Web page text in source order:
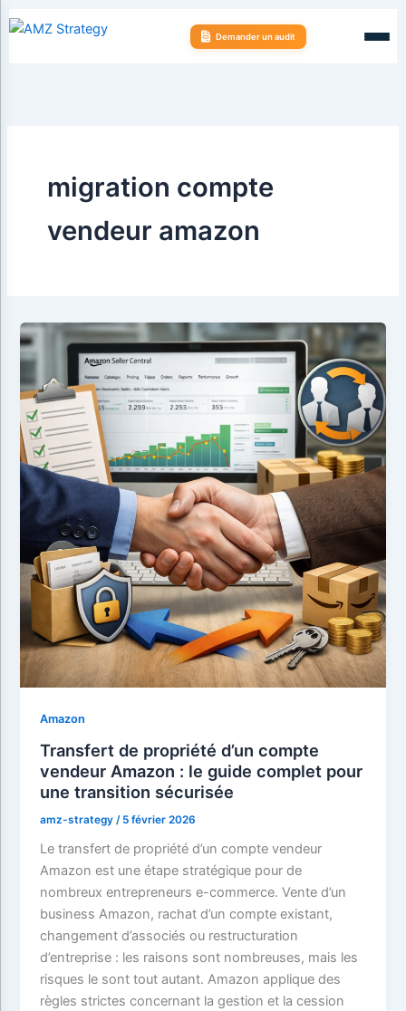
au
Demander un audit
migration compte
vendeur amazon
Amazon
Transfert de propriété d’un compte
vendeur Amazon : le guide complet pour
une transition sécurisée
amz-strategy / 5 février 2026
Le transfert de propriété d’un compte vendeur
Amazon est une étape stratégique pour de
nombreux entrepreneurs e-commerce. Vente d’un
business Amazon, rachat d’un compte existant,
changement d’associés ou restructuration
d’entreprise : les raisons sont nombreuses, mais les
risques le sont tout autant. Amazon applique des
règles strictes concernant la gestion et la cession